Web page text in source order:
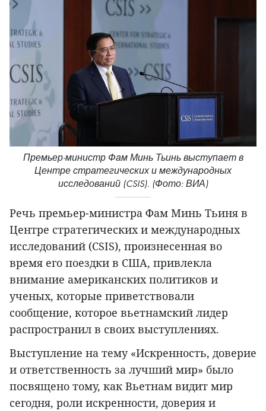
Премьер-министр Фам Минь Тьинь выступает в
Центре стратегических и международных
исследований (CSIS). (Фото: ВИА)
Речь премьер-министра Фам Минь Тьиня в
Центре стратегических и международных
исследований (CSIS), произнесенная во
время его поездки в США, привлекла
внимание американских политиков и
ученых, которые приветствовали
сообщение, которое вьетнамский лидер
распространил в своих выступлениях.
Выступление на тему «Искренность, доверие
и ответственность за лучший мир» было
посвящено тому, как Вьетнам видит мир
сегодня, роли искренности, доверия и